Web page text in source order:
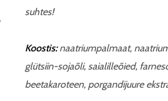
suhtes!
Koostis:naatriumpalmaat,
glütsiin-sojaõli, saialilleõied,
beetakaroteen, porgandijuure